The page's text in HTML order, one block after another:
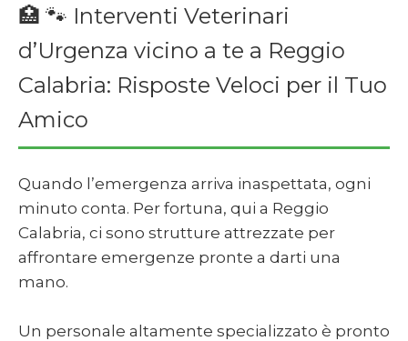
🏥 🐾 Interventi Veterinari
d’Urgenza vicino a te a Reggio
Calabria: Risposte Veloci per il Tuo
Amico
Quando l’emergenza arriva inaspettata, ogni
minuto conta. Per fortuna, qui a Reggio
Calabria, ci sono strutture attrezzate per
affrontare emergenze pronte a darti una
mano.
Un personale altamente specializzato è pronto